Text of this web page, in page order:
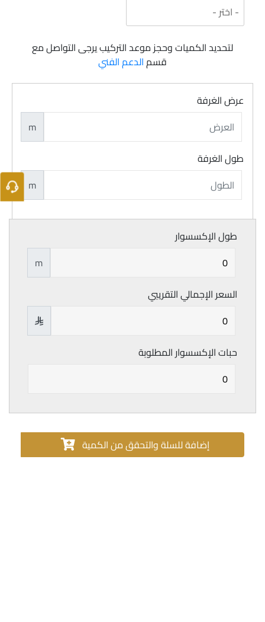
لتحديد الكميات وحجز موعد التركيب يرجى التواصل مع
قسمالدعم الفني
عرض الغرفة
m
طول الغرفة
m
طول الإكسسوار
m
السعر الإجمالي التقريبي

حبات الإكسسوار المطلوبة
إضافة للسلة والتحقق من الكمية